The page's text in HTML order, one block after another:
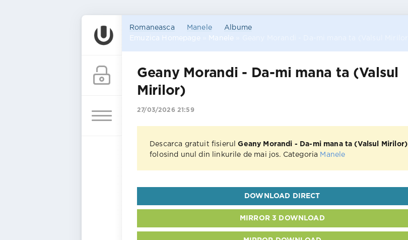
Romaneasca Manele
Albume
Emuzica Homepage
Manele
Geany Morandi - Da-mi mana ta (Valsul
Mirilor)
27/03/2026 21:59
Descarca gratuit fisierulGeany Morandi - Da-mi mana ta (Valsul Mirilor)
folosind unul din linkurile de mai jos. Categoria Manele
DOWNLOAD DIRECT
MIRROR 3 DOWNLOAD